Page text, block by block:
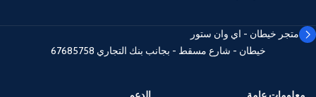
متجر خيطان - اي وان ستور
خيطان - شارع مسقط - بجانب بنك التجاري 67685758